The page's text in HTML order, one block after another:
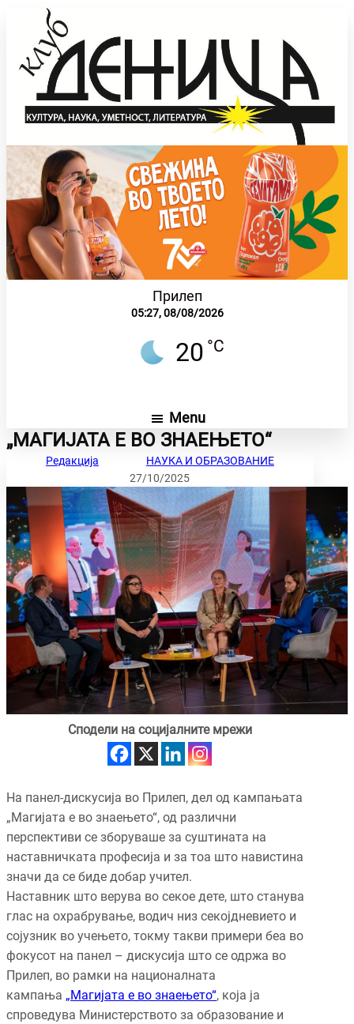
Прилеп
05:27,08/08/2026
20 °C
Menu
„МАГИЈАТА Е ВО ЗНАЕЊЕТО“
Редакција
НАУКА И ОБРАЗОВАНИЕ
27/10/2025
Сподели на социјалните мрежи
На панел-дискусија во Прилеп, дел од кампањата
„Магијата е во знаењето“, од различни
перспективи се зборуваше за суштината на
наставничката професија и за тоа што навистина
значи да се биде добар учител.
Наставник што верува во секое дете, што станува
глас на охрабрување, водич низ секојдневието и
сојузник во учењето, токму такви примери беа во
фокусот на панел – дискусија што се одржа во
Прилеп, во рамки на националната
кампања „Магијата е во знаењето“, која ја
спроведува Министерството за образование и